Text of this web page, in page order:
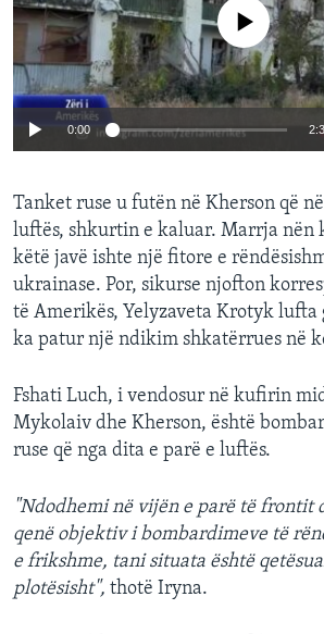
INTERVISTA
DITARI
No media source
0:00
Tanket ruse u futën në Kherson që
luftës, shkurtin e kaluar. Marrja nën
këtë javë ishte një fitore e
ukrainase. Por, sikurse njofton
të Amerikës, Yelyzaveta Krotyk lufta
ka patur një ndikim shkatërrues në
Fshati Luch, i vendosur në kufirin
Mykolaiv dhe Kherson, është
ruse që nga dita e parë e luftës.
"Ndodhemi në vijën e parë të frontit
qenë objektiv i bombardimeve të
e frikshme, tani situata është
plotësisht", thotë Iryna.